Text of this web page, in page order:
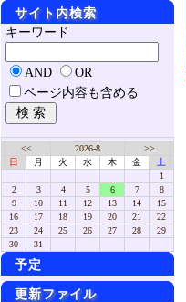
サイト内検索
キーワード
AND
OR
ページ内容も含める
<< 2026-8
>>
日
月 火 水 木 金
土
1
2
3 4 5 6 7
8
9
10 11 12 13 14
15
16
17 18 19 20 21
22
23
24 25 26 27 28
29
30
31
予定
更新ファイル